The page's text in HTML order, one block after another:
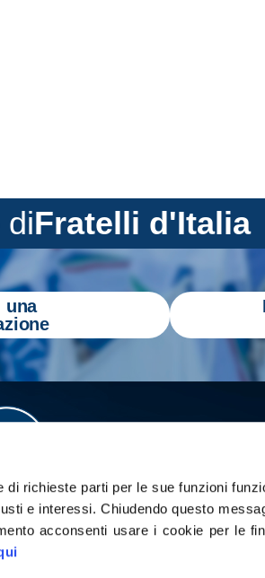
richieste parti per le sue funzioni
e interessi.Chiudendo questo
acconsenti usare i cookie per le
diFratelli d'Italia
una
per tenerti aggiornato